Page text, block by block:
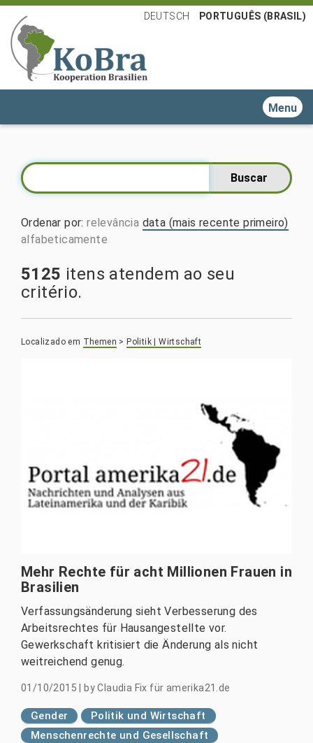
DEUTSCH PORTUGUÊS (BRASIL)
Toggle
Ordenar por:relevância data (mais recente primeiro)
alfabeticamente
5125 itens atendem ao seu
critério.
Localizado em Themen > Politik | Wirtschaft
Mehr Rechte für acht Millionen Frauen in
Brasilien
Verfassungsänderung sieht Verbesserung des
Arbeitsrechtes für Hausangestellte vor.
Gewerkschaft kritisiert die Änderung als nicht
weitreichend genug.
01/10/2015 byClaudia Fix für amerika21.de
Gender
Politik und Wirtschaft
Menschenrechte und Gesellschaft